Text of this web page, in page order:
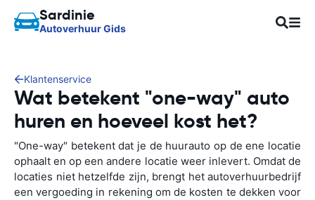
Sardinie
Autoverhuur Gids
Klantenservice
Wat betekent "one-way" auto
huren en hoeveel kost het?
"One-way" betekent dat je de huurauto op de ene locatie
ophaalt en op een andere locatie weer inlevert. Omdat de
locaties niet hetzelfde zijn, brengt het autoverhuurbedrijf
een vergoeding in rekening om de kosten te dekken voor